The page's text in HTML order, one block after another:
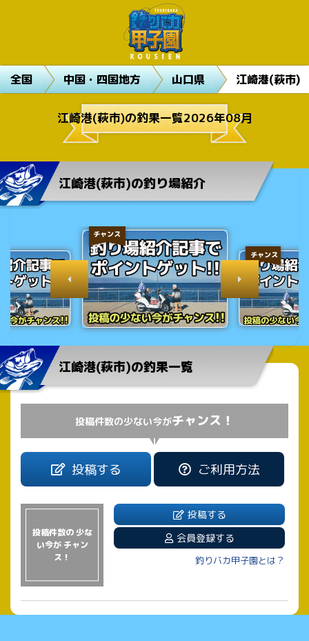
全国 中国・四国地方 山口県 江崎港(萩市)
江崎港(萩市)の釣果一覧2026年08月
江崎港(萩市)の釣り場紹介
チャンス
チャンス
江崎港(萩市)の釣果一覧
投稿件数の少ない今がチャンス！
投稿する ご利用方法
投稿件数の 少な
い今が チャン
ス！
投稿する
会員登録する
釣りバカ甲子園とは？